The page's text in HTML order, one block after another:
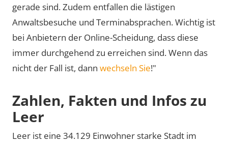
gerade sind. Zudem entfallen die lästigen
Anwaltsbesuche und Terminabsprachen. Wichtig ist
bei Anbietern der Online-Scheidung, dass diese
immer durchgehend zu erreichen sind. Wenn das
nicht der Fall ist, dann wechseln Sie!"
Zahlen, Fakten und Infos zu
Leer
Leer ist eine 34.129 Einwohner starke Stadt im